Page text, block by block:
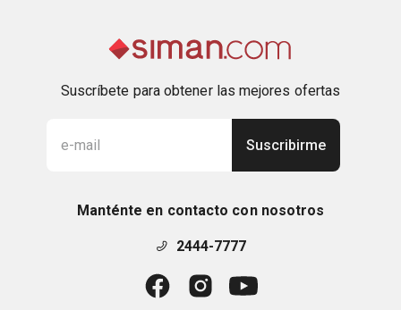
Suscríbete para obtener las mejores ofertas
Suscribirme
Manténte en contacto con nosotros
2444-7777